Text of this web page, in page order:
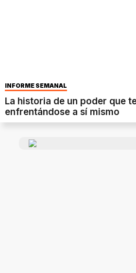
INFORME SEMANAL
La historia de un poder que
enfrentándose a sí mismo